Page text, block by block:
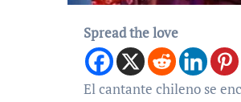
Spread the love
El cantante chileno se encuentra en la CDMX y esta mañana un sismo lo obligó a evacuar un edificio, pero en